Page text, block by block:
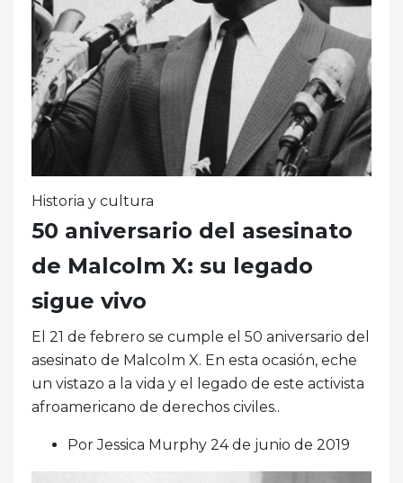
Historia y cultura
50 aniversario del asesinato
de Malcolm X: su legado
sigue vivo
El 21 de febrero se cumple el 50 aniversario del
asesinato de Malcolm X. En esta ocasión, eche
un vistazo a la vida y el legado de este activista
afroamericano de derechos civiles..
Por Jessica Murphy 24 de junio de 2019